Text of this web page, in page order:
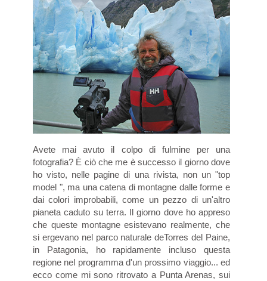
Avete mai avuto il colpo di fulmine per una
fotografia? È ciò che me è successo il giorno dove
ho visto, nelle pagine di una rivista, non un "top
model ", ma una catena di montagne dalle forme e
dai colori improbabili, come un pezzo di un'altro
pianeta caduto su terra. Il giorno dove ho appreso
che queste montagne esistevano realmente, che
si ergevano nel parco naturale deTorres del Paine,
in Patagonia, ho rapidamente incluso questa
regione nel programma d'un prossimo viaggio... ed
ecco come mi sono ritrovato a Punta Arenas, sui